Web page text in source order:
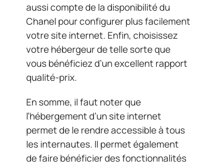
aussi compte de la disponibilité du
Chanel pour configurer plus facilement
votre site internet. Enfin, choisissez
votre hébergeur de telle sorte que
vous bénéficiez d’un excellent rapport
qualité-prix.
En somme, il faut noter que
l’hébergement d’un site internet
permet de le rendre accessible à tous
les internautes. Il permet également
de faire bénéficier des fonctionnalités